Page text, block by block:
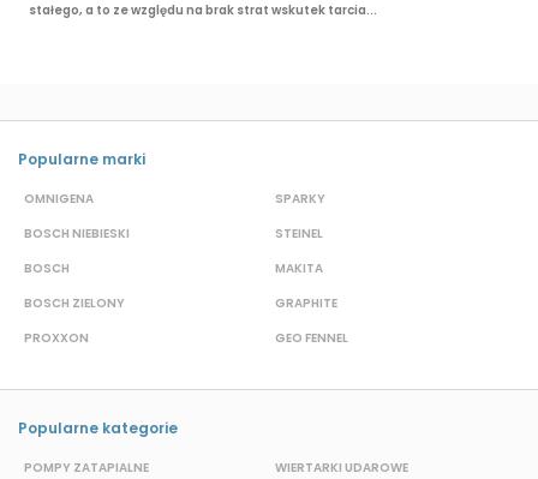
stałego, a to ze względu na brak strat wskutek tarcia...
Popularne marki
OMNIGENA
BOSCH NIEBIESKI
BOSCH
BOSCH ZIELONY
PROXXON
SPARKY
STEINEL
MAKITA
GRAPHITE
GEO FENNEL
Popularne kategorie
POMPY ZATAPIALNE
WIERTARKI UDAROWE